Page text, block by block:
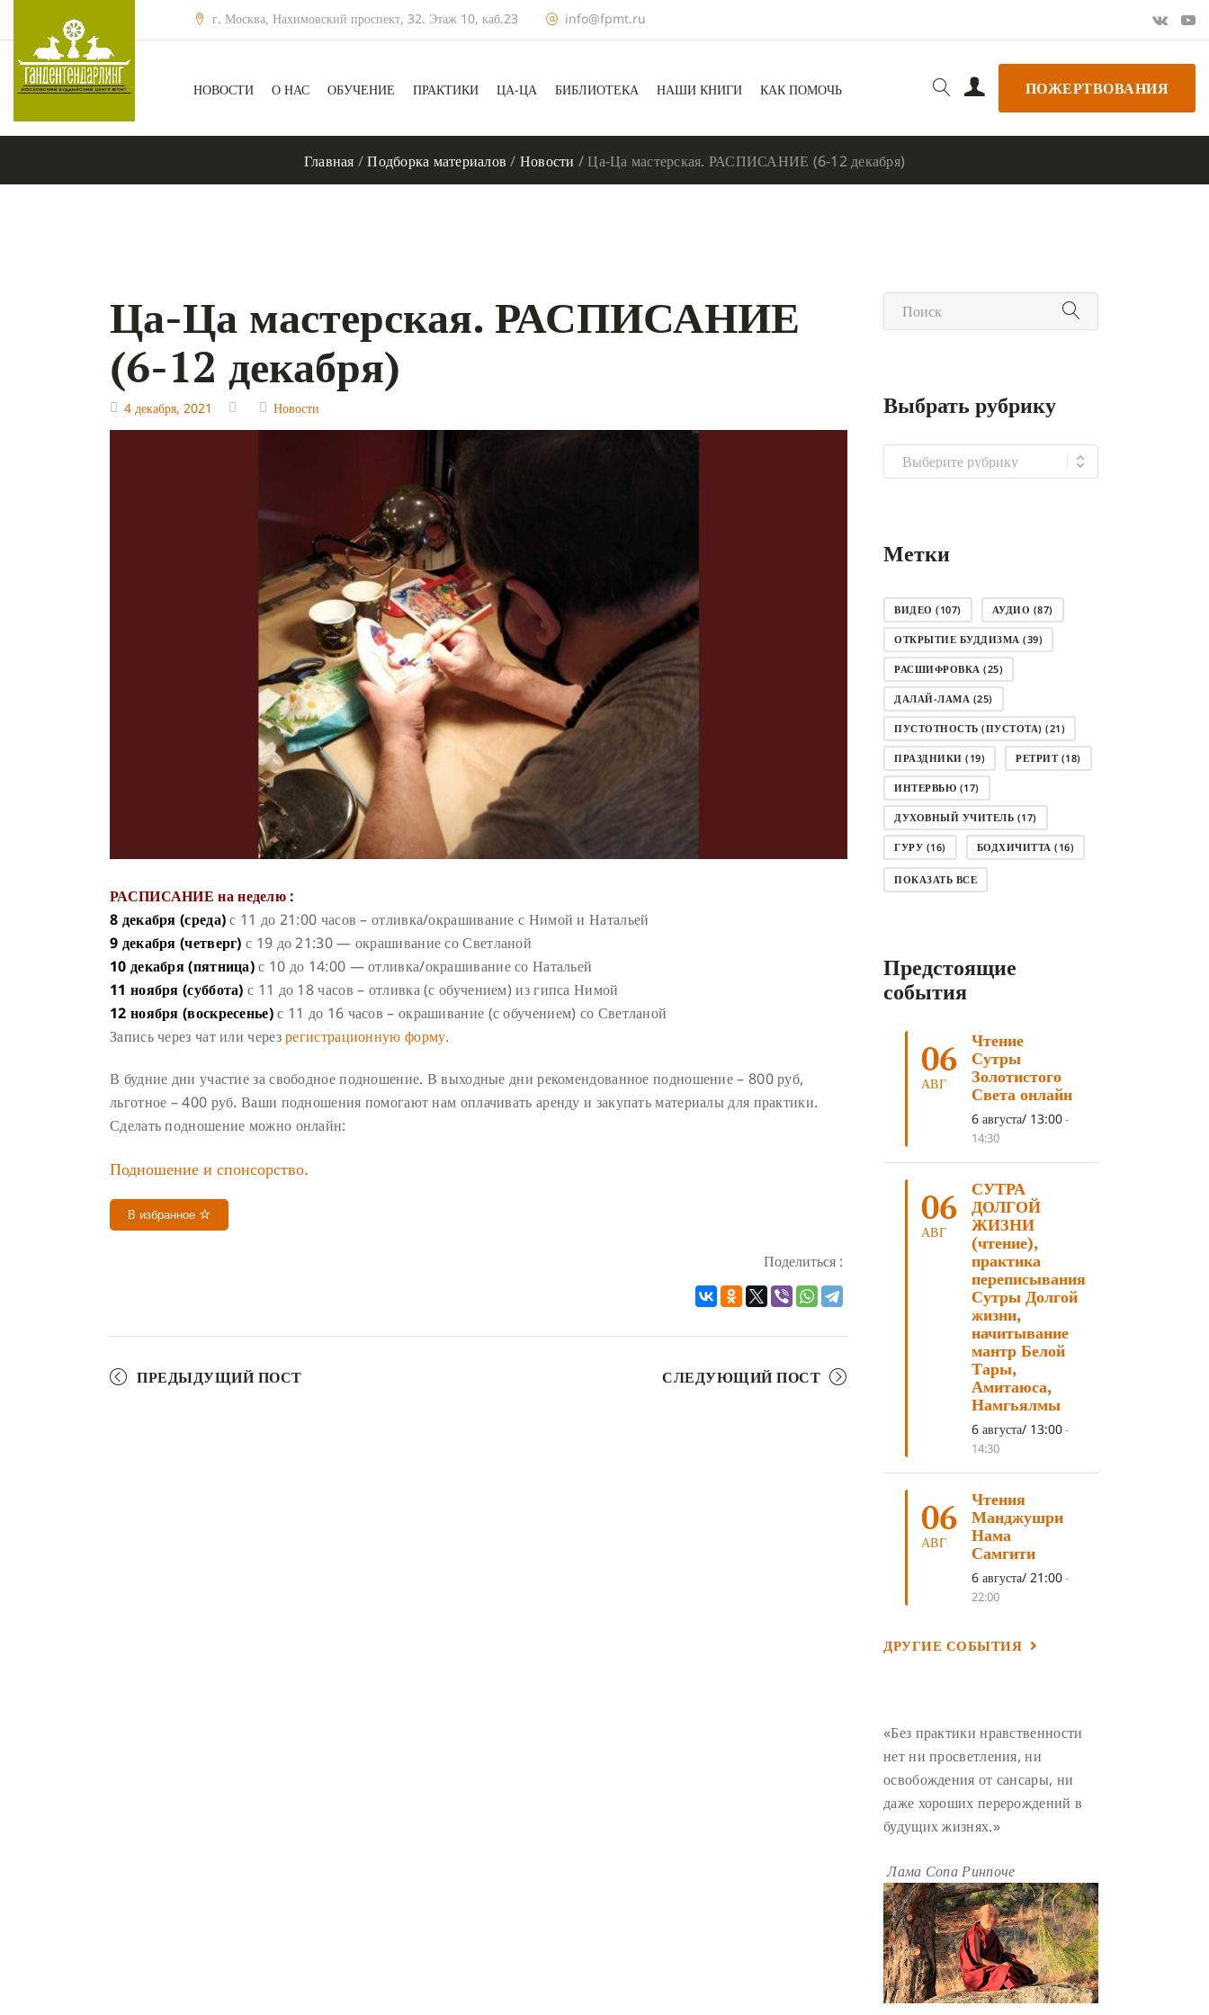
г. Москва, Нахимовский проспект, 32. Этаж 10, каб.23 info@fpmt.ru
НОВОСТИ О НАС ОБУЧЕНИЕ ПРАКТИКИ ЦА-ЦА БИБЛИОТЕКА НАШИ КНИГИ КАК ПОМОЧЬ ПОЖЕРТВОВАНИЯ
Главная /Подборка материалов / Новости /Ца-Ца мастерская. РАСПИСАНИЕ (6-12 декабря)
Ца-Ца мастерская. РАСПИСАНИЕ
(6-12 декабря)
4 декабря, 2021 Новости
РАСПИСАНИЕ на неделю :
8 декабря (среда)с 11 до 21:00 часов – отливка/окрашивание с Нимой и Натальей
9 декабря (четверг) с 19 до 21:30 — окрашивание со Светланой
10 декабря (пятница)с 10 до 14:00 — отливка/окрашивание со Натальей
11 ноября (суббота) с 11 до 18 часов – отливка (с обучением) из гипса Нимой
12 ноября (воскресенье)с 11 до 16 часов – окрашивание (с обучением) со Светланой
Запись через чат или черезрегистрационную форму.
В будние дни участие за свободное подношение. В выходные дни рекомендованное подношение – 800 руб,
льготное – 400 руб. Ваши подношения помогают нам оплачивать аренду и закупать материалы для практики.
Сделать подношение можно онлайн:
Подношение и спонсорство.
В избранное
Поделиться :
ПРЕДЫДУЩИЙ ПОСТ СЛЕДУЮЩИЙ ПОСТ
Выбрать рубрику
Выбрать
рубрику
Метки
ВИДЕО (107) АУДИО (87)
ОТКРЫТИЕ БУДДИЗМА (39)
РАСШИФРОВКА (25)
ДАЛАЙ-ЛАМА (25)
ПУСТОТНОСТЬ (ПУСТОТА) (21)
ПРАЗДНИКИ (19) РЕТРИТ(18)
ИНТЕРВЬЮ (17)
ДУХОВНЫЙ УЧИТЕЛЬ (17)
ГУРУ (16) БОДХИЧИТТА (16)
ЛОДЖОНГ(15)
ЧЕТЫРЕ БЛАГОРОДНЫЕ ИСТИНЫ
(11)
ПРИРОДА УМА(11)
ДНИ ПРЕУМНОЖЕНИЯ
НЁНДРО(8)
ДНИ ЧУДЕС
КОРОНАВИРУС COVID-19
ЛОСАР(7)
АНАЛИТИЧЕСКАЯ МЕДИТАЦИЯ
КАК МЕДИТИРОВАТЬ(6)
ДХАРМА (6)
ДОСТ. САНГЬЕ КХАНДРО(6)
ТРИ ОСНОВЫ ПУТИ (5)
ЛХАБАБ ДУЧЕН(5)
ОЧИСТИТЕЛЬНЫЕ ПРАКТИКИ(5)
САМ СЕБЕ ПСИХОЛОГ
САДХАНА(4) ОТРЕЧЕНИЕ(4)
ВОСЕМЬ ОБЕТОВ(4)
ПОДНОШЕНИЯ (4)
ВОСЕМЬ СТРОФ(4)
ТРЕНИРОВКА УМА(3)
МОНАШЕСТВО (3)
ПРЕДВАРИТЕЛЬНЫЕ ПРАКТИКИ
(3)
ЧОКОР ДЮЧЕН(3)
ПОСВЯЩЕНИЕ(2) ГНЕВ(2)
ПРОСТИРАНИЯ(2)
ДАГРИ РИНПОЧЕ(2)
ГРУППОВАЯ ПРАКТИКА(2)
ПОКАЗАТЬ ВСЕ
Предстоящие
события
06
АВГ
Чтение
Сутры
Золотистого
Света онлайн
6 августа/ 13:00-
14:30
06
АВГ
СУТРА
ДОЛГОЙ
ЖИЗНИ
(чтение),
практика
переписывания
Сутры Долгой
жизни,
начитывание
мантр Белой
Тары,
Амитаюса,
Намгьялмы
6 августа/ 13:00-
14:30
06
АВГ
Чтения
Манджушри
Нама
Самгити
6 августа/ 21:00-
22:00
ДРУГИЕ СОБЫТИЯ
«Без практики нравственности
нет ни просветления, ни
освобождения от сансары, ни
даже хороших перерождений в
будущих жизнях.»
Лама Сопа Ринпоче